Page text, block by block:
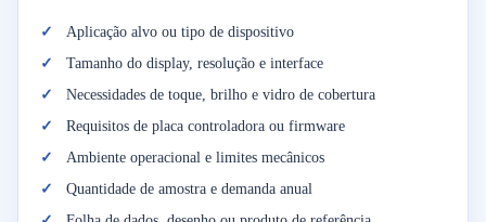
Aplicação alvo ou tipo de dispositivo
Tamanho do display, resolução e interface
Necessidades de toque, brilho e vidro de cobertura
Requisitos de placa controladora ou firmware
Ambiente operacional e limites mecânicos
Quantidade de amostra e demanda anual